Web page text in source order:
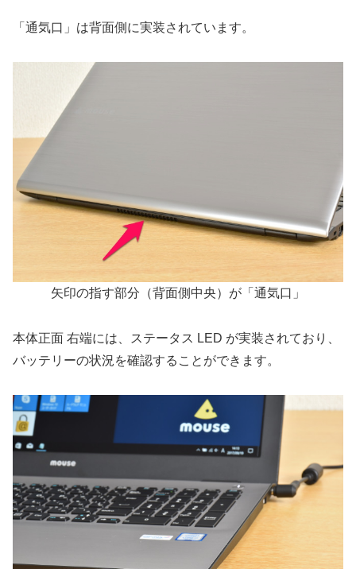
「通気口」は背面側に実装されています。
矢印の指す部分（背面側中央）が「通気口」
本体正面 右端には、ステータス LED が実装されており、
バッテリーの状況を確認することができます。